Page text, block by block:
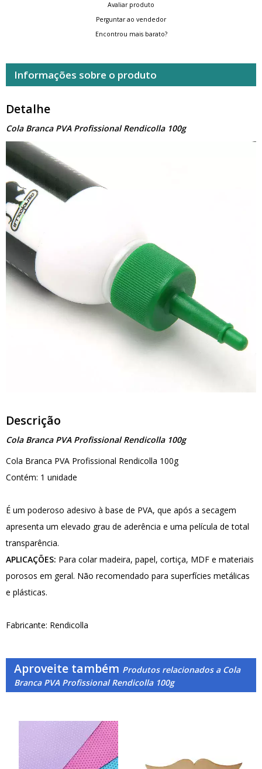
Avaliar produto
Perguntar ao vendedor
Encontrou mais barato?
Informações sobre o produto
Detalhe
Cola Branca PVA Profissional Rendicolla 100g
Descrição
Cola Branca PVA Profissional Rendicolla 100g
Cola Branca PVA Profissional Rendicolla 100g
Contém: 1 unidade
É um poderoso adesivo à base de PVA, que após a secagem
apresenta um elevado grau de aderência e uma película de total
transparência.
APLICAÇÕES: Para colar madeira, papel, cortiça, MDF e materiais
porosos em geral. Não recomendado para superfícies metálicas
e plásticas.
Fabricante: Rendicolla
Aproveite também Produtos relacionados a Cola
Branca PVA Profissional Rendicolla 100g